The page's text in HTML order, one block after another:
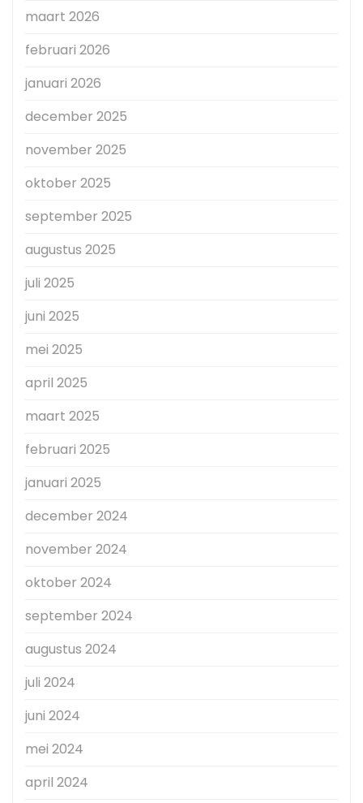
maart 2026
februari 2026
januari 2026
december 2025
november 2025
oktober 2025
september 2025
augustus 2025
juli 2025
juni 2025
mei 2025
april 2025
maart 2025
februari 2025
januari 2025
december 2024
november 2024
oktober 2024
september 2024
augustus 2024
juli 2024
juni 2024
mei 2024
april 2024